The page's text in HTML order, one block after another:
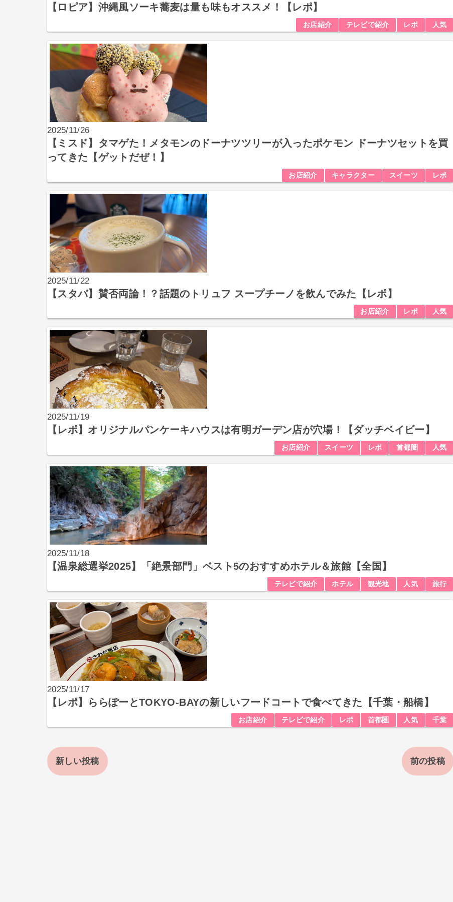
【ロピア】沖縄風ソーキ蕎麦は量も味もオススメ！【レポ】
お店紹介 テレビで紹介 レポ 人気
2025/11/26
【ミスド】タマゲた！メタモンのドーナツツリーが入ったポケモン ドーナツセットを買
ってきた【ゲットだぜ！】
お店紹介 キャラクター スイーツ レポ
2025/11/22
【スタバ】賛否両論！？話題のトリュフ スープチーノを飲んでみた【レポ】
お店紹介 レポ 人気
2025/11/19
【レポ】オリジナルパンケーキハウスは有明ガーデン店が穴場！【ダッチベイビー】
お店紹介 スイーツ レポ 首都圏 人気
2025/11/18
【温泉総選挙2025】「絶景部門」ベスト5のおすすめホテル＆旅館【全国】
テレビで紹介 ホテル 観光地 人気 旅行
2025/11/17
【レポ】ららぽーとTOKYO-BAYの新しいフードコートで食べてきた【千葉・船橋】
お店紹介 テレビで紹介 レポ 首都圏 人気 千葉
新しい投稿 前の投稿